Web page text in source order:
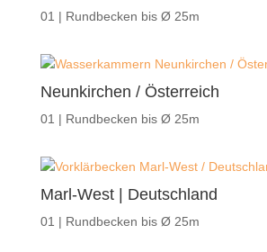
01 | Rundbecken bis Ø 25m
Neunkirchen / Österreich
01 | Rundbecken bis Ø 25m
Marl-West | Deutschland
01 | Rundbecken bis Ø 25m